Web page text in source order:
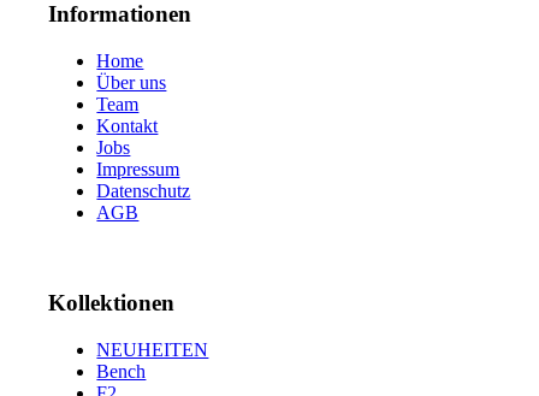
Informationen
Home
Über uns
Team
Kontakt
Jobs
Impressum
Datenschutz
AGB
Kollektionen
NEUHEITEN
Bench